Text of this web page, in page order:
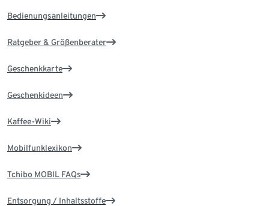
Bedienungsanleitungen
Ratgeber & Größenberater
Geschenkkarte
Geschenkideen
Kaffee-Wiki
Mobilfunklexikon
Tchibo MOBIL FAQs
Entsorgung / Inhaltsstoffe